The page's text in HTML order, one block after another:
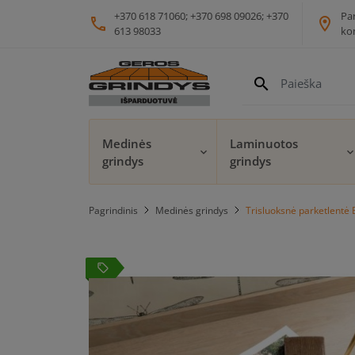
phone
+370 618 71060; +370 698 09026; +370
613 98033
location_on
search
Medinės
grindys
Laminuotos
grindys
Pagrindinis Medinės grindys Trisluoksnė parketlentė
local_offer